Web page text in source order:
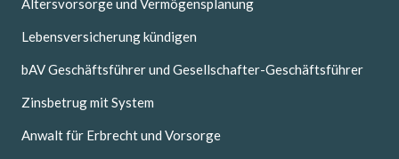
Altersvorsorge und Vermögensplanung
Lebensversicherung kündigen
bAV Geschäftsführer und Gesellschafter-Geschäftsführer
Zinsbetrug mit System
Anwalt für Erbrecht und Vorsorge